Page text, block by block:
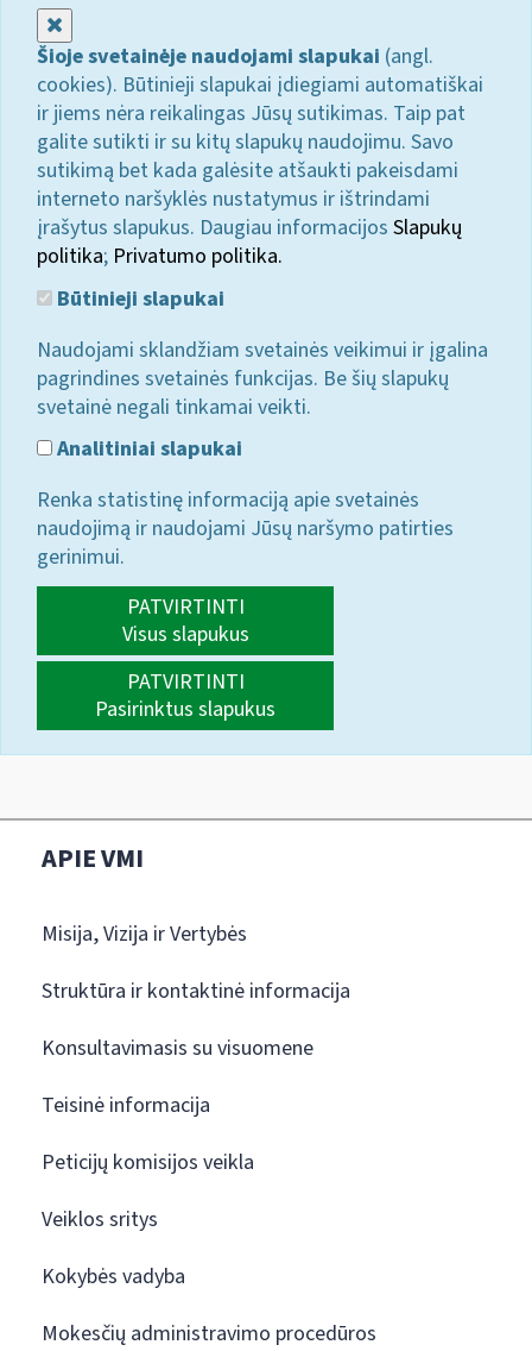
Šioje svetainėje naudojami slapukai (angl.
cookies). Būtinieji slapukai įdiegiami automatiškai
ir jiems nėra reikalingas Jūsų sutikimas. Taip pat
galite sutikti ir su kitų slapukų naudojimu. Savo
sutikimą bet kada galėsite atšaukti pakeisdami
interneto naršyklės nustatymus ir ištrindami
įrašytus slapukus. Daugiau informacijos Slapukų
politika; Privatumo politika.
Būtinieji slapukai
Naudojami sklandžiam svetainės veikimui ir įgalina
pagrindines svetainės funkcijas. Be šių slapukų
svetainė negali tinkamai veikti.
Analitiniai slapukai
Renka statistinę informaciją apie svetainės
naudojimą ir naudojami Jūsų naršymo patirties
gerinimui.
PATVIRTINTI
Visus slapukus
PATVIRTINTI
Pasirinktus slapukus
APIE VMI
Misija, Vizija ir Vertybės
Struktūra ir kontaktinė informacija
Konsultavimasis su visuomene
Teisinė informacija
Peticijų komisijos veikla
Veiklos sritys
Kokybės vadyba
Mokesčių administravimo procedūros